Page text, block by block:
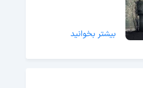
بیشتر بخوانید